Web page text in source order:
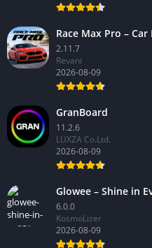
Race Max Pro – Car
2.11.7
Revani
2026-08-09
GranBoard
11.2.6
LUXZA Co.Ltd.
2026-08-09
Glowee – Shine in
6.0.0
KosmoLizer
2026-08-09